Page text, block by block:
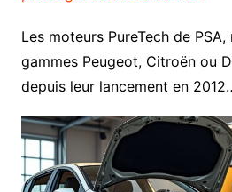
Les moteurs PureTech de
gammes Peugeot, Citroën ou
depuis leur lancement en